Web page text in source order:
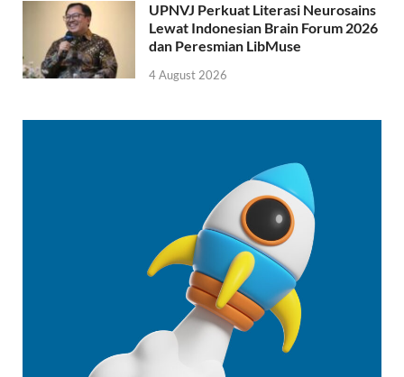
UPNVJ Perkuat Literasi Neurosains
Lewat Indonesian Brain Forum 2026
dan Peresmian LibMuse
4 August 2026